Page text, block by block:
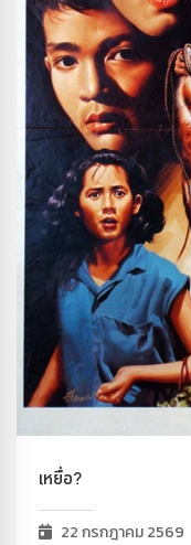
เหยื่อ?
22 กรกฎาคม 2569